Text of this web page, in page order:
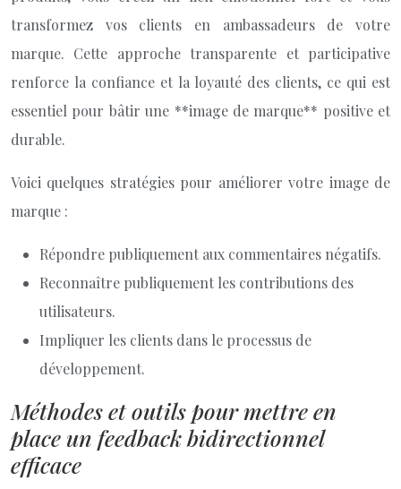
transformez vos clients en ambassadeurs de votre
marque. Cette approche transparente et participative
renforce la confiance et la loyauté des clients, ce qui est
essentiel pour bâtir une **image de marque** positive et
durable.
Voici quelques stratégies pour améliorer votre image de
marque :
Répondre publiquement aux commentaires négatifs.
Reconnaître publiquement les contributions des
utilisateurs.
Impliquer les clients dans le processus de
développement.
Méthodes et outils pour mettre en
place un feedback bidirectionnel
efficace